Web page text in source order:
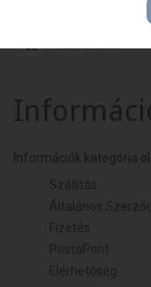
Információk
Információk kategória
Szállítás
Általános
Fizetés
PostaPont
Elérhetőség